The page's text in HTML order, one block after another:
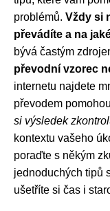
problémů. Vždy si
převádíte a na
bývá častým
převodní vzorec
internetu najdete
převodem
si výsledek
kontextu vašeho
poraďte s někým
jednoduchých tipů
ušetříte si čas i